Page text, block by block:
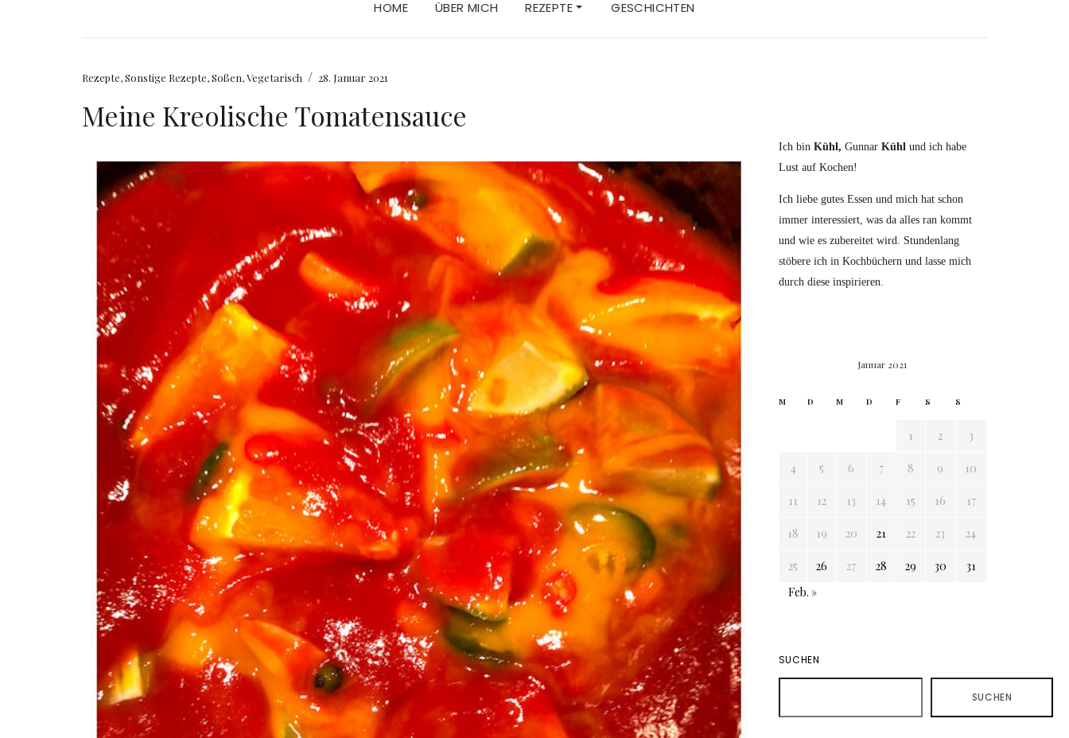
HOME ÜBER MICH REZEPTE GESCHICHTEN
Rezepte,Sonstige Rezepte,Soßen,Vegetarisch / 28. Januar 2021
Meine Kreolische Tomatensauce
Ich bin Kühl, Gunnar Kühl und ich habe
Lust auf Kochen!
Ich liebe gutes Essen und mich hat schon
immer interessiert, was da alles ran kommt
und wie es zubereitet wird. Stundenlang
stöbere ich in Kochbüchern und lasse mich
durch diese inspirieren.
Januar 2021
M D M D F S S
1 2 3
4 5 6 7 8 9 10
11 12 13 14 15 16 17
18 19 20 21 22 23 24
25 26 27 28 29 30
31
Feb. »
SUCHEN
SUCHEN